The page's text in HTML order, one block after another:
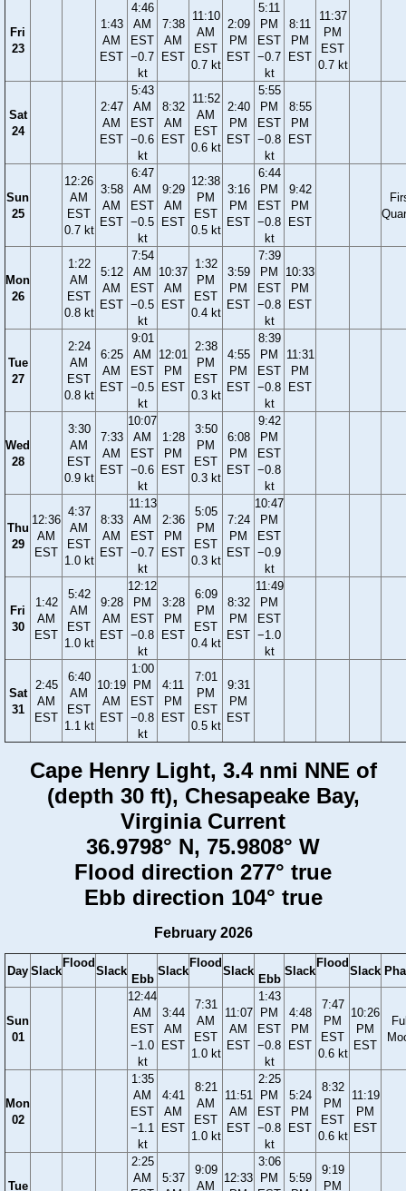
Fri
23
1:43
AM
EST
4:46
AM
EST
−0.7
kt
7:38
AM
EST
11:10
AM
EST
0.7 kt
2:09
PM
EST
5:11
PM
EST
−0.7
kt
8:11
PM
EST
11:37
PM
EST
0.7 kt
Sat
24
2:47
AM
EST
5:43
AM
EST
−0.6
kt
8:32
AM
EST
11:52
AM
EST
0.6 kt
2:40
PM
EST
5:55
PM
EST
−0.8
kt
8:55
PM
EST
Sun
25
12:26
AM
EST
0.7 kt
3:58
AM
EST
6:47
AM
EST
−0.5
kt
9:29
AM
EST
12:38
PM
EST
0.5 kt
3:16
PM
EST
6:44
PM
EST
−0.8
kt
9:42
PM
EST
Mon
26
1:22
AM
EST
0.8 kt
5:12
AM
EST
7:54
AM
EST
−0.5
kt
10:37
AM
EST
1:32
PM
EST
0.4 kt
3:59
PM
EST
7:39
PM
EST
−0.8
kt
10:33
PM
EST
Tue
27
2:24
AM
EST
0.8 kt
6:25
AM
EST
9:01
AM
EST
−0.5
kt
12:01
PM
EST
2:38
PM
EST
0.3 kt
4:55
PM
EST
8:39
PM
EST
−0.8
kt
11:31
PM
EST
Wed
28
3:30
AM
EST
0.9 kt
7:33
AM
EST
10:07
AM
EST
−0.6
kt
1:28
PM
EST
3:50
PM
EST
0.3 kt
6:08
PM
EST
9:42
PM
EST
−0.8
kt
Thu
29
12:36
AM
EST
4:37
AM
EST
1.0 kt
8:33
AM
EST
11:13
AM
EST
−0.7
kt
2:36
PM
EST
5:05
PM
EST
0.3 kt
7:24
PM
EST
10:47
PM
EST
−0.9
kt
Fri
30
1:42
AM
EST
5:42
AM
EST
1.0 kt
9:28
AM
EST
12:12
PM
EST
−0.8
kt
3:28
PM
EST
6:09
PM
EST
0.4 kt
8:32
PM
EST
11:49
PM
EST
−1.0
kt
Sat
31
2:45
AM
EST
6:40
AM
EST
1.1 kt
10:19
AM
EST
1:00
PM
EST
−0.8
kt
4:11
PM
EST
7:01
PM
EST
0.5 kt
9:31
PM
EST
Cape Henry Light, 3.4 nmi NNE of
(depth 30 ft), Chesapeake Bay,
Virginia Current
36.9798° N, 75.9808° W
Flood direction 277° true
Ebb direction 104° true
February 2026
Day Slack
Flood
Slack
Ebb
Slack
Flood
Slack
Ebb
Slack
Flood
Slack
Sun
01
12:44
AM
EST
−1.0
kt
3:44
AM
EST
7:31
AM
EST
1.0 kt
11:07
AM
EST
1:43
PM
EST
−0.8
kt
4:48
PM
EST
7:47
PM
EST
0.6 kt
10:26
PM
EST
Mon
02
1:35
AM
EST
−1.1
kt
4:41
AM
EST
8:21
AM
EST
1.0 kt
11:51
AM
EST
2:25
PM
EST
−0.8
kt
5:24
PM
EST
8:32
PM
EST
0.6 kt
11:19
PM
EST
Tue
2:25
AM
5:37
9:09
AM
12:33
3:06
PM
5:59
9:19
PM